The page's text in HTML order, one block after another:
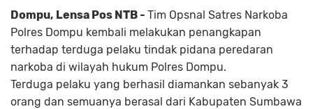
Dompu, Lensa Pos NTB - Tim Opsnal Satres Narkoba
Polres Dompu kembali melakukan penangkapan
terhadap terduga pelaku tindak pidana peredaran
narkoba di wilayah hukum Polres Dompu.
Terduga pelaku yang berhasil diamankan sebanyak 3
orang dan semuanya berasal dari Kabupaten Sumbawa